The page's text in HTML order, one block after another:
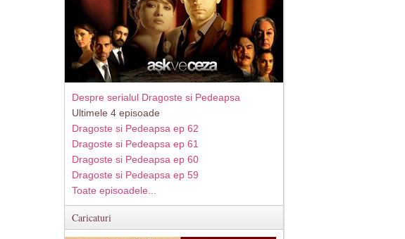
Despre serialul Dragoste si Pedeapsa
Ultimele 4 episoade
Dragoste si Pedeapsa ep 62
Dragoste si Pedeapsa ep 61
Dragoste si Pedeapsa ep 60
Dragoste si Pedeapsa ep 59
Toate episoadele...
Caricaturi